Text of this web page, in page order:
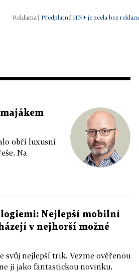
| Předplatné HN+ je zcela bez
obří luxusní
Na
Nejlepší mobilní
v nejhorší možné
svůj nejlepší trik. Vezme ověřenou
ji jako fantastickou novinku.